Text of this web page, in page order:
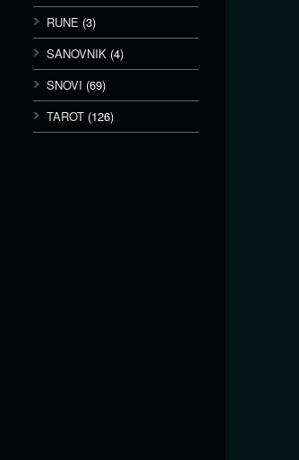
RUNE (3)
SANOVNIK (4)
SNOVI (69)
TAROT (126)